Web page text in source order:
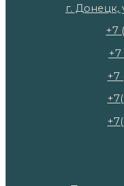
г. Донецк,
+7
+7
+7